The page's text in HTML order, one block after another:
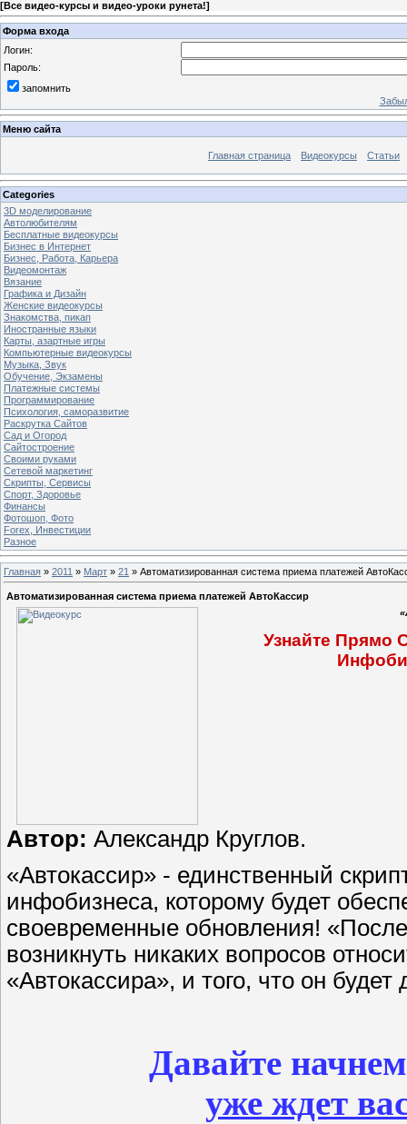
[Все видео-курсы и видео-уроки рунета!]
Форма входа
Логин:
Пароль:
запомнить
Меню сайта
Главная страница Видеокурсы Статьи
Categories
3D моделирование
Автолюбителям
Бесплатные видеокурсы
Бизнес в Интернет
Бизнес, Работа, Карьера
Видеомонтаж
Вязание
Графика и Дизайн
Женские видеокурсы
Знакомства, пикап
Иностранные языки
Карты, азартные игры
Компьютерные видеокурсы
Музыка, Звук
Обучение, Экзамены
Платежные системы
Программирование
Психология, саморазвитие
Раскрутка Сайтов
Cад и Огород
Сайтостроение
Своими руками
Сетевой маркетинг
Скрипты, Сервисы
Спорт, Здоровье
Финансы
Фотошоп, Фото
Forex, Инвестиции
Разное
Главная » 2011 » Март » 21 » Автоматизированная система приема платежей
Автоматизированная система приема платежей АвтоКассир
Узнайте Прямо
Автор: Александр Круглов.
«Автокассир» - единственный
инфобизнеса, которому будет
своевременные обновления!
возникнуть никаких вопросов
«Автокассира», и того, что он
Давайте
уже ждет